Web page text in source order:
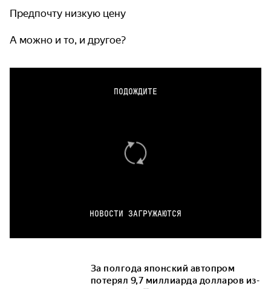
Предпочту низкую цену
А можно и то, и другое?
ПОДОЖДИТЕ
НОВОСТИ ЗАГРУЖАЮТСЯ
За полгода японский автопром
потерял 9,7 миллиарда долларов из-